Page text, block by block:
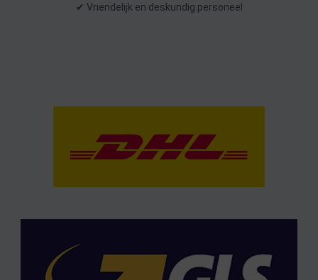
✔ Vriendelijk en deskundig personeel